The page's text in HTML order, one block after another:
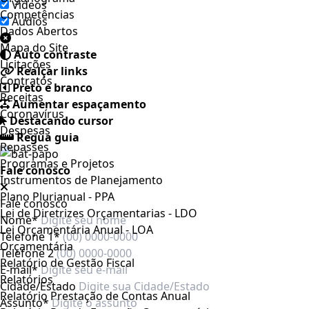
Videos
Áudios
Auto contraste
Realçar links
Preto e branco
Aumentar espaçamento
Destacando cursor
Regua guia
Fale conosco
Fale conosco
Nome*
Telefone 1*
Telefone 2
E-mail*
Cidade/Estado
Assunto*
Competências
Dados Abertos
Mapa do Site
Licitações
Contratos
Receitas
Coronavírus
Despesas
Repasses
Programas e Projetos
Instrumentos de Planejamento
Plano Plurianual - PPA
Lei de Diretrizes Orçamentarias - LDO
Lei Orçamentária Anual - LOA
Orçamentária
Relatório de Gestão Fiscal
Relatórios
Relatório Prestação de Contas Anual